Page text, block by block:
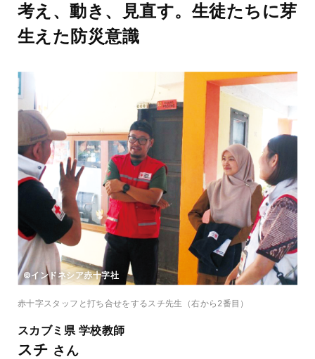
考え、動き、見直す。生徒たちに芽
生えた防災意識
©インドネシア赤十字社
赤十字スタッフと打ち合せをするスチ先生（右から2番目）
スカブミ県 学校教師
スチ さん